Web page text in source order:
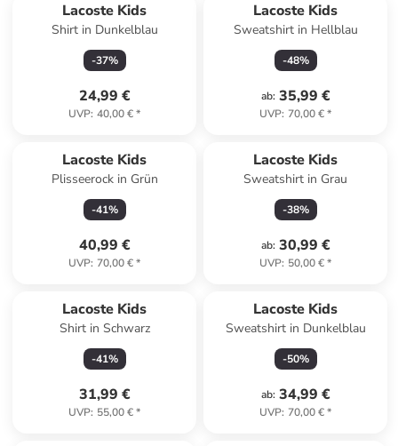
Lacoste Kids
Shirt in Dunkelblau
-37%
24,99 €
UVP: 40,00 €*
Lacoste Kids
Sweatshirt in Hellblau
-48%
ab: 35,99 €
UVP: 70,00 €*
Lacoste Kids
Plisseerock in Grün
-41%
40,99 €
UVP: 70,00 €*
Lacoste Kids
Sweatshirt in Grau
-38%
ab: 30,99 €
UVP: 50,00 €*
Lacoste Kids
Shirt in Schwarz
-41%
31,99 €
UVP: 55,00 €*
Lacoste Kids
Sweatshirt in Dunkelblau
-50%
ab: 34,99 €
UVP: 70,00 €*